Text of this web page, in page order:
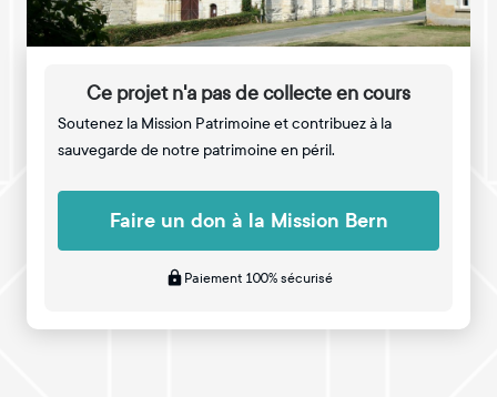
Ce projet n'a pas de collecte en cours
Soutenez la Mission Patrimoine et contribuez à la
sauvegarde de notre patrimoine en péril.
Faire un don à la Mission Bern
Paiement 100% sécurisé